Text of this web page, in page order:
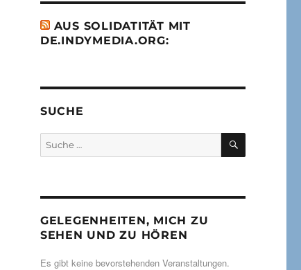
AUS SOLIDATITÄT MIT
DE.INDYMEDIA.ORG:
SUCHE
Suche
nach:
SUCHEN
GELEGENHEITEN, MICH ZU
SEHEN UND ZU HÖREN
Es gibt keine bevorstehenden Veranstaltungen.